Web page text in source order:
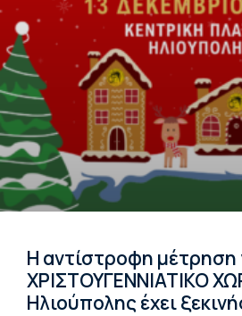
H αντίστροφη μέτρηση
ΧΡΙΣΤΟΥΓΕΝΝΙΑΤΙΚΟ
Ηλιούπολης έχει